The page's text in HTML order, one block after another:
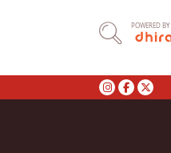
POWERED BY